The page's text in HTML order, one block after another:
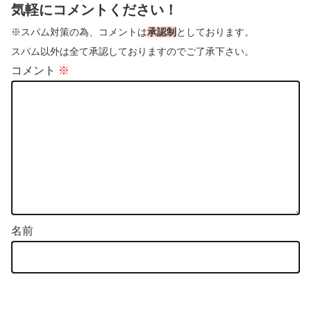
気軽にコメントください！
※スパム対策の為、コメントは承認制 としております。
スパム以外は全て承認しておりますのでご了承下さい。
コメント ※
名前